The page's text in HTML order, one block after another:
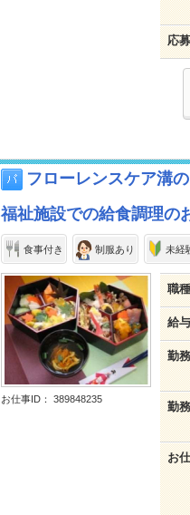
応
フローレンスケア溝
福祉施設での給食調理
食事付き 制服あり 未経
お仕事ID： 389848235
職種
給与
勤
勤
お